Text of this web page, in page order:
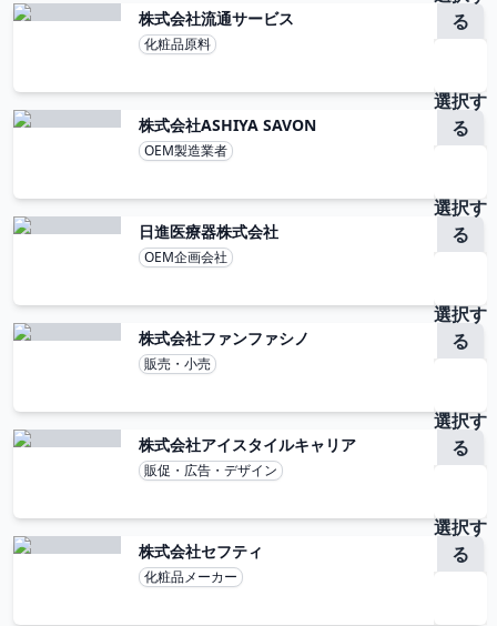
株式会社流通サービス
化粧品原料
る
株式会社ASHIYA SAVON
OEM製造業者
選択す
る
日進医療器株式会社
OEM企画会社
選択す
る
株式会社ファンファシノ
販売・小売
選択す
る
株式会社アイスタイルキャリア
販促・広告・デザイン
選択す
る
株式会社セフティ
化粧品メーカー
選択す
る